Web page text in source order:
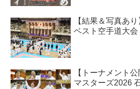
【結果＆写真あ
ベスト空手道大会
【トーナメント
マスターズ2026